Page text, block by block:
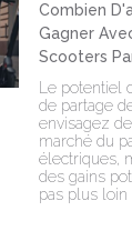
Combien
Gagner
Scooters
Le potentiel
de partage
envisagez
marché du
électriques,
des gains
pas plus loin